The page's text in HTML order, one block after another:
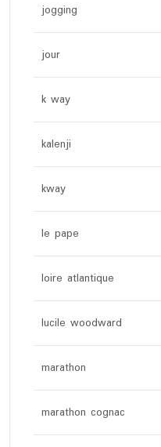
jogging
jour
k way
kalenji
kway
le pape
loire atlantique
lucile woodward
marathon
marathon cognac